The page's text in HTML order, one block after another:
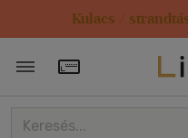
Kulacs /
Törzsvásárlói